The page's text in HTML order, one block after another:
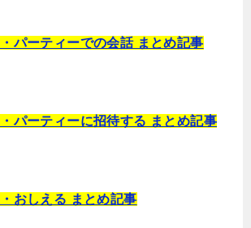
パーティーでの会話 まとめ記事
パーティーに招待する まとめ記事
おしえる まとめ記事